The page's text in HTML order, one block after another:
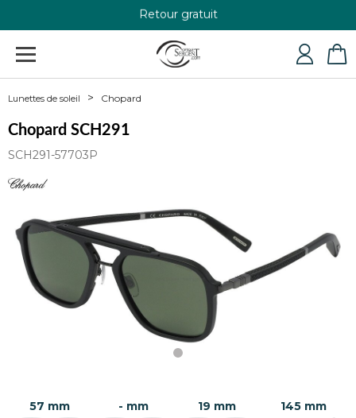
Lunettes de soleil Chopard
Chopard SCH291
SCH291-57703P
57 mm - mm 19 mm 145 mm